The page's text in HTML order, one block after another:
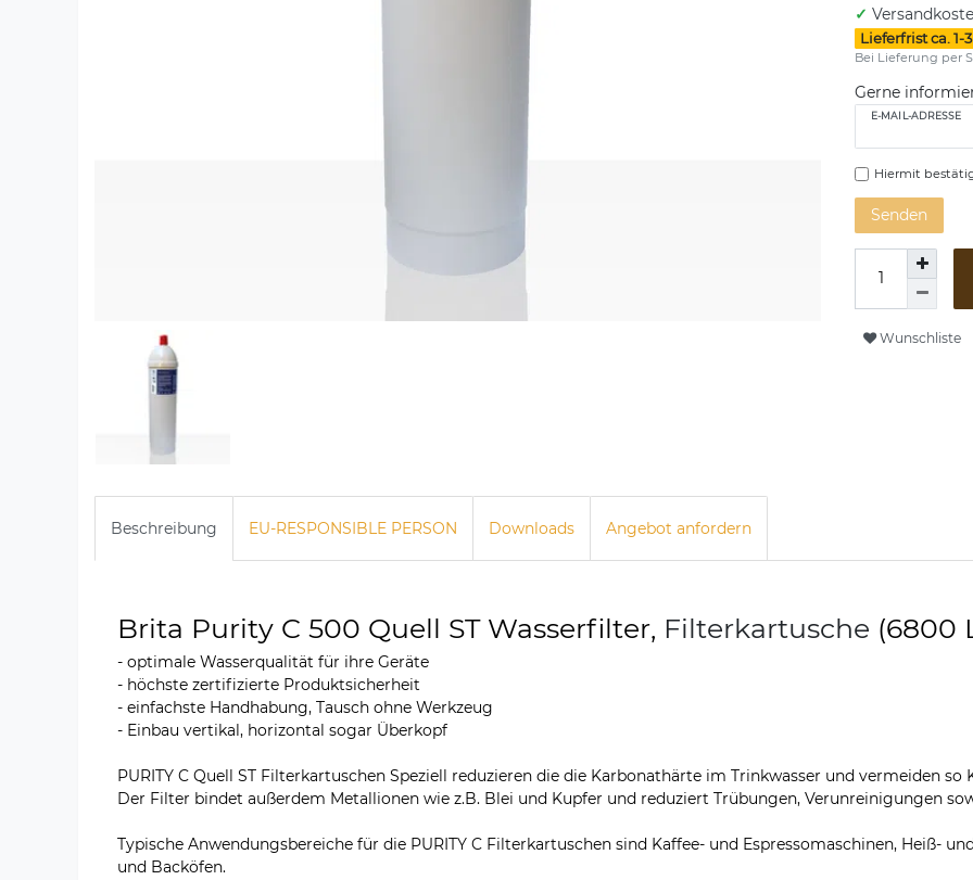
✓
Lieferfrist ca. 1-
Bei Lieferung per
Gerne
E-MAIL-ADRESSE
Hiermit
Senden
Wunschliste
Beschreibung EU-RESPONSIBLE PERSON Downloads Angebot anfordern
Brita Purity C 500 Quell ST Wasserfilter, Filterkartusche (6800
- optimale Wasserqualität für ihre Geräte
- höchste zertifizierte Produktsicherheit
- einfachste Handhabung, Tausch ohne Werkzeug
- Einbau vertikal, horizontal sogar Überkopf
PURITY C Quell ST Filterkartuschen Speziell reduzieren die die Karbonathärte im Trinkwasser und vermeiden
Der Filter bindet außerdem Metallionen wie z.B. Blei und Kupfer und reduziert Trübungen, Verunreinigungen
Typische Anwendungsbereiche für die PURITY C Filterkartuschen sind Kaffee- und Espressomaschinen, Heiß-
und Backöfen.